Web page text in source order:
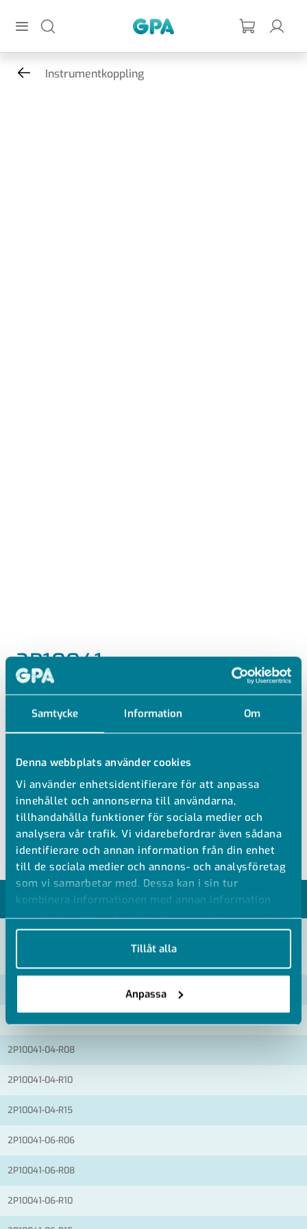
Samtycke Information Om
Denna webbplats använder cookies
Vi använder enhetsidentifierare för att anpassa
innehållet och annonserna till användarna,
tillhandahålla funktioner för sociala medier och
analysera vår trafik. Vi vidarebefordrar även sådana
identifierare och annan information från din enhet
till de sociala medier och annons- och analysföretag
som vi samarbetar med. Dessa kan i sin tur
kombinera informationen med annan information
som du har tillhandahållit eller som de har samlat in
när du har använt deras tjänster.
Tillåt alla
Anpassa
Instrumentkoppling
2P10041
PP UNION RAK INV GÄNGA
Finns även med NPT-gänga och metrisk gänga
Andra dimensioner mot förfrågan
Plastgänga bör endast användas mot plastgänga. Plast
mot metall är ej att rekommendera
MODELLER
VISA ALLA MÅTT +
RSK
2P10041-04-R08
2P10041-04-R10
2P10041-04-R15
2P10041-06-R06
2P10041-06-R08
2P10041-06-R10